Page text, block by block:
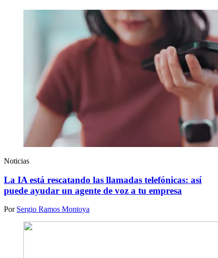
Noticias
La IA está rescatando las llamadas telefónicas: así
puede ayudar un agente de voz a tu empresa
Por Sergio Ramos Montoya